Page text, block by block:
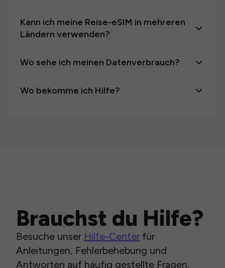
Kann ich meine Reise-eSIM in mehreren
Ländern verwenden?
Wo sehe ich meinen Datenverbrauch?
Wo bekomme ich Hilfe?
Brauchst du Hilfe?
Besuche unser Hilfe-Center für
Anleitungen, Fehlerbehebung und
Antworten auf häufig gestellte Fragen.